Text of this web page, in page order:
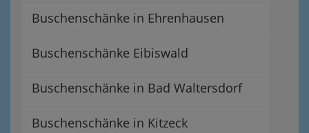
Buschenschänke in Ehrenhausen
Buschenschänke Eibiswald
Buschenschänke in Bad Waltersdorf
Buschenschänke in Kitzeck